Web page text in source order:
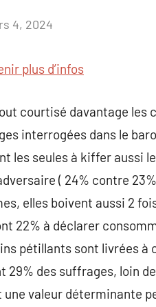
4, 2024
plus d’infos
courtisé davantage
interrogées dans le
les seules à kiffer aussi
( 24% contre
elles boivent aussi 2
22% à déclarer
pétillants sont livrées à
29% des suffrages, loin
valeur déterminante